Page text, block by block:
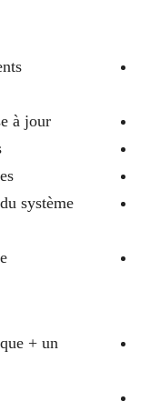
à jour
système
+ un